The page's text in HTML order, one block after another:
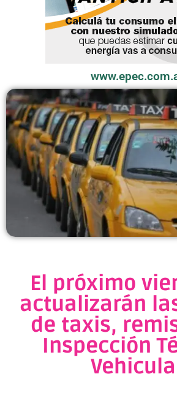
El próximo
actualizarán
de taxis,
Inspección